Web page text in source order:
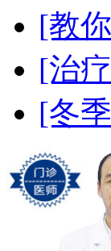
[教
[治
[冬